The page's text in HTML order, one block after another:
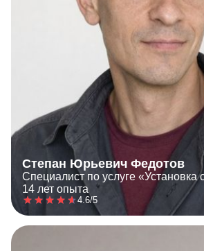
Степан Юрьевич Федотов
Специалист по услуге «Установка
14 лет опыта
4.6/5